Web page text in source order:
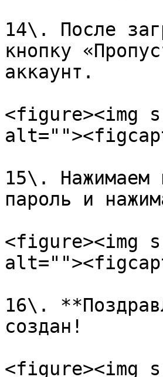
14\. После
кнопку
аккаунт.
<figure><img
15\. Нажимаем
пароль и
<figure><img
16\.
создан!
<figure><img